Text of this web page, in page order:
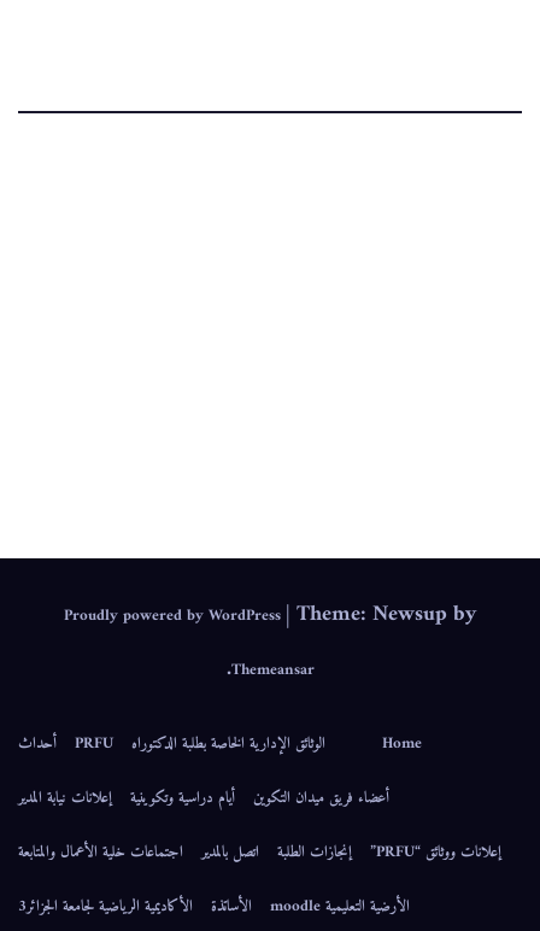
Proudly powered by WordPress |Theme: Newsup by
Themeansar
.
Home الوثائق الإدارية الخاصة بطلبة الدكتوراه PRFU
أحداث
أعضاء فريق ميدان التكوين
أيام دراسية وتكوينية
إعلانات نيابة المدير
إعلانات ووثائق “PRFU”
إنجازات الطلبة اتصل بالمدير
اجتماعات خلية الأعمال والمتابعة
الأرضية التعليمية moodle
الأساتذة
الأكاديمية الرياضية لجامعة الجزائر3